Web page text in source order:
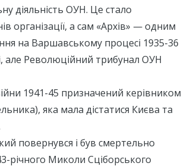
діяльність ОУН. Це стало
організації, а сам «Архів» — одним
на Варшавському процесі 1935-36
але Революційний трибунал ОУН
1941-45 призначений керівником
яка мала дістатися Києва та
повернувся і був смертельно
річного Миколи Сціборського